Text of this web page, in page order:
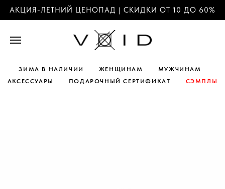
АКЦИЯ-ЛЕТНИЙ ЦЕНОПАД | СКИДКИ ОТ 10 ДО 60%
ЗИМА В НАЛИЧИИ ЖЕНЩИНАМ
МУЖЧИНАМ
АКСЕССУАРЫ
ПОДАРОЧНЫЙ СЕРТИФИКАТ СЭМПЛЫ